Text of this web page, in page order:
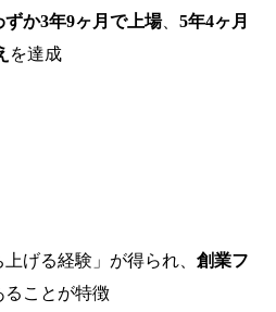
か3年9ヶ月で上場、 5年4ヶ月
を達成
げる経験」が得られ、 創業フ
ることが特徴